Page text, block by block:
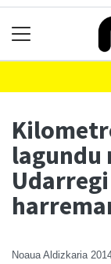
lagundu
Noaua Aldizkaria